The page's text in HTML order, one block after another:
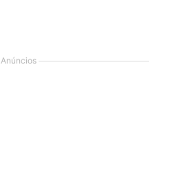
Anúncios